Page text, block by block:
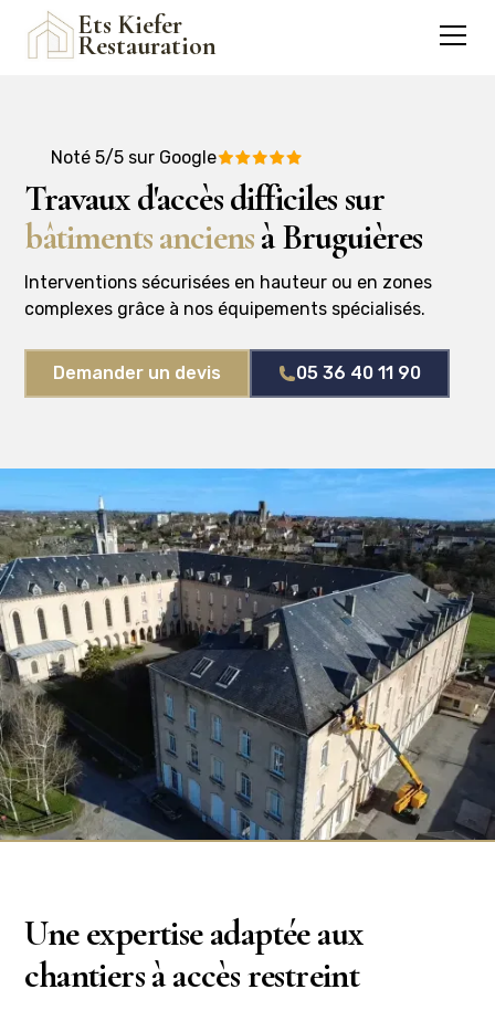
Ets Kiefer
Restauration
Noté 5/5 sur Google
Travaux d'accès difficiles sur
bâtiments anciensà Bruguières
Interventions sécurisées en hauteur ou en zones
complexes grâce à nos équipements spécialisés.
Demander un devis 05 36 40 11 90
Une expertise adaptée aux
chantiers à accès restreint